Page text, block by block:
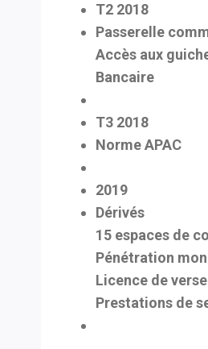
T2 2018
Passerelle
Accès aux
Bancaire
T3 2018
Norme APAC
2019
Dérivés
15 espaces de
Pénétration
Licence de
Prestations de